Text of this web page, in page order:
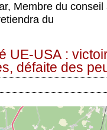
Membre du conseil
du
UE-USA :
défaite des